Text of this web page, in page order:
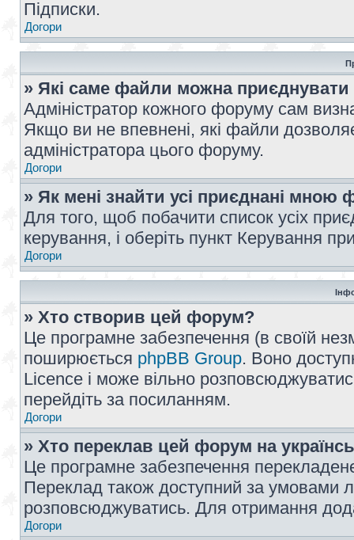
Підписки.
Догори
» Які саме файли можна
Адміністратор кожного форуму сам
Якщо ви не впевнені, які файли
адміністратора цього форуму.
Догори
» Як мені знайти усі приєднані мною
Для того, щоб побачити список усіх
керування, і оберіть пункт Керування
Догори
» Хто створив цей форум?
Це програмне забезпечення (в своїй
поширюється phpBB Group. Воно
Licence і може вільно
перейдіть за посиланням.
Догори
» Хто переклав цей форум на
Це програмне забезпечення
Переклад також доступний за умовами
розповсюджуватись. Для отримання
Догори